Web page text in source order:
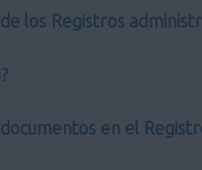
los Registros
en el